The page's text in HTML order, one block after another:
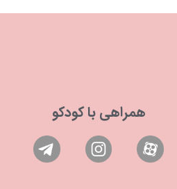
همراهی با کودکو